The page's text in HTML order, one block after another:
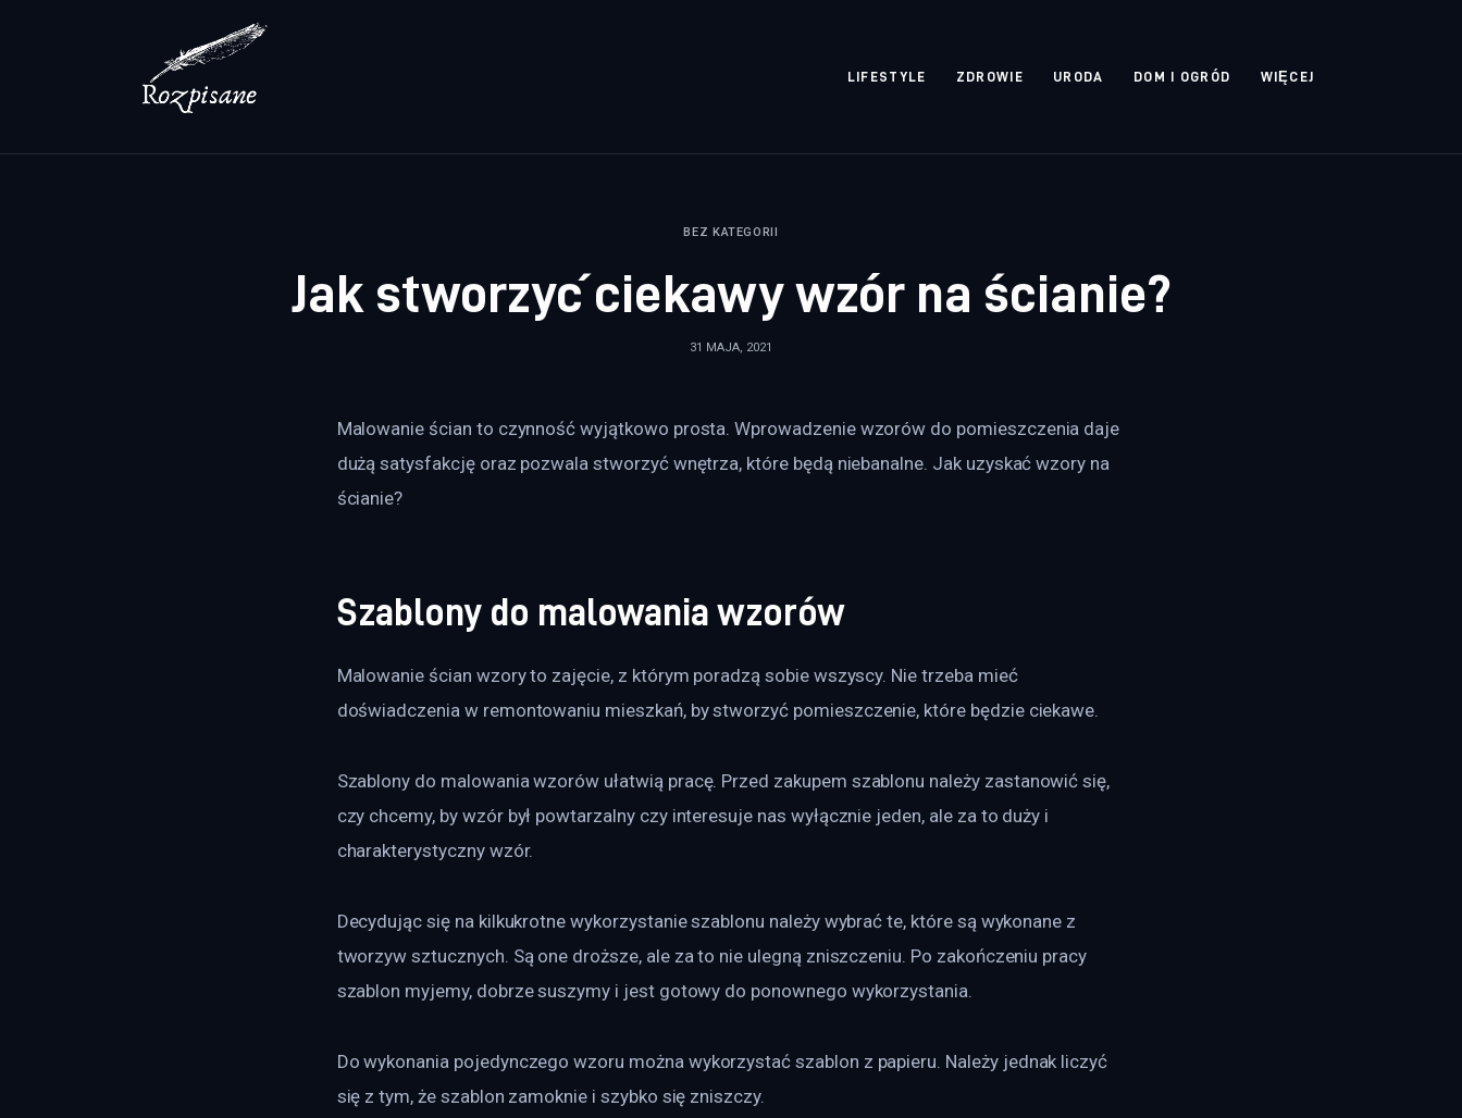
LIFESTYLE ZDROWIE URODA DOM I OGRÓD WIĘCEJ
BEZ KATEGORII
Jak stworzyć ciekawy wzór na ścianie?
31 MAJA, 2021
Malowanie ścian to czynność wyjątkowo prosta. Wprowadzenie wzorów do pomieszczenia daje
dużą satysfakcję oraz pozwala stworzyć wnętrza, które będą niebanalne. Jak uzyskać wzory na
ścianie?
Szablony do malowania wzorów
Malowanie ścian wzory to zajęcie, z którym poradzą sobie wszyscy. Nie trzeba mieć
doświadczenia w remontowaniu mieszkań, by stworzyć pomieszczenie, które będzie ciekawe.
Szablony do malowania wzorów ułatwią pracę. Przed zakupem szablonu należy zastanowić się,
czy chcemy, by wzór był powtarzalny czy interesuje nas wyłącznie jeden, ale za to duży i
charakterystyczny wzór.
Decydując się na kilkukrotne wykorzystanie szablonu należy wybrać te, które są wykonane z
tworzyw sztucznych. Są one droższe, ale za to nie ulegną zniszczeniu. Po zakończeniu pracy
szablon myjemy, dobrze suszymy i jest gotowy do ponownego wykorzystania.
Do wykonania pojedynczego wzoru można wykorzystać szablon z papieru. Należy jednak liczyć
się z tym, że szablon zamoknie i szybko się zniszczy.